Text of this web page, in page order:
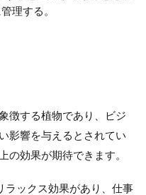
理する。
徴する植物であり、ビジ
影響を与えるとされてい
の効果が期待できます。
ラックス効果があり、仕事